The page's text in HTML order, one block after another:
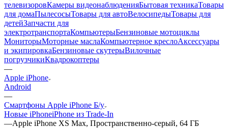
телевизоровКамеры видеонаблюденияБытовая техникаТовары
для домаПылесосыТовары для автоВелосипедыТовары для
детейЗапчасти для
электротранспортаКомпьютерыБензиновые мотоциклы
МониторыМоторные маслаКомпьютерное креслоАксессуары
и экипировкаБензиновые скутерыВилочные
погрузчикиКвадрокоптеры
—
Apple iPhone
Android
—
Смартфоны Apple iPhone Б/у
Новые iPhoneiPhone из Trade-In
—Apple iPhone XS Max, Пространственно-серый, 64 ГБ